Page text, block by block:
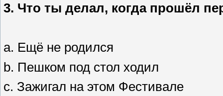
3. Что ты делал, когда прошёл
a. Ещё не родился
b. Пешком под стол ходил
c. Зажигал на этом Фестивале